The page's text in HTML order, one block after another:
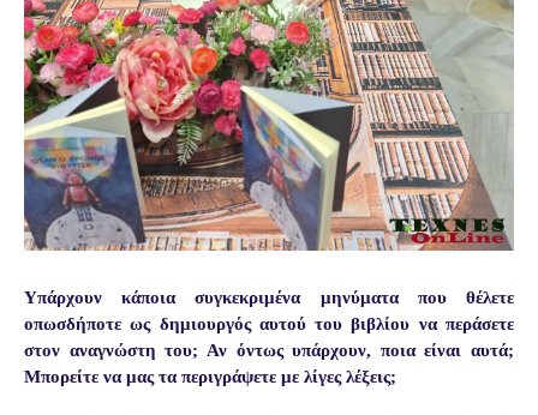
Υπάρχουν κάποια συγκεκριμένα μηνύματα που θέλετε
οπωσδήποτε ως δημιουργός αυτού του βιβλίου να περάσετε
στον αναγνώστη του; Αν όντως υπάρχουν, ποια είναι αυτά;
Μπορείτε να μας τα περιγράψετε με λίγες λέξεις;